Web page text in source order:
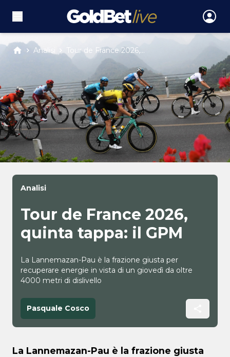
Analisi Tour de France 2026,...
Analisi
Tour de France 2026,
quinta tappa: il GPM
La Lannemazan-Pau è la frazione giusta per
recuperare energie in vista di un giovedì da oltre
4000 metri di dislivello
Pasquale Cosco
La Lannemazan-Pau è la frazione giusta